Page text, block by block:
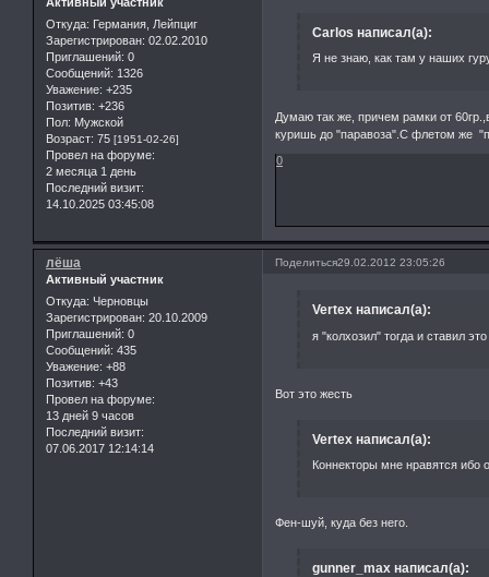
Откуда: Германия, Лейпциг
Зарегистрирован: 02.02.2010
Приглашений: 0
Сообщений: 1326
Уважение: +235
Позитив: +236
Пол: Мужской
Возраст: 75 [1951-02-26]
Провел на форуме:
2 месяца 1 день
Последний визит:
14.10.2025 03:45:08
Carlos написал(а):
Я не знаю, как там у наших
Думаю так же, причем рамки от
куришь до "паравоза".С флетом же
0
Поделиться29.02.2012 23:05:26
лёша
Активный участник
Откуда: Черновцы
Зарегистрирован: 20.10.2009
Приглашений: 0
Сообщений: 435
Уважение: +88
Позитив: +43
Провел на форуме:
13 дней 9 часов
Последний визит:
07.06.2017 12:14:14
Vertex написал(а):
я "колхозил" тогда и ставил
Вот это жесть
Vertex написал(а):
Коннекторы мне нравятся ибо
Фен-шуй, куда без него.
gunner_max написал(а):